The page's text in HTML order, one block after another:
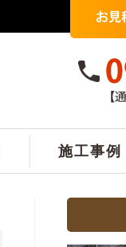
施工事例